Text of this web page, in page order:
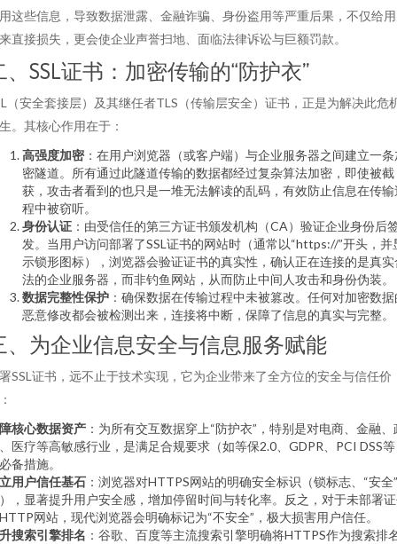
这些信息，导致数据泄露、金融诈骗、身份盗用等严重后果，不仅给
直接损失，更会使企业声誉扫地、面临法律诉讼与巨额罚款。
、SSL证书：加密传输的“防护衣”
（安全套接层）及其继任者TLS（传输层安全）证书，正是为解决此危
。其核心作用在于：
高强度加密 ：在用户浏览器（或客户端）与企业服务器之间建立一条
密隧道。所有通过此隧道传输的数据都经过复杂算法加密，即使被截
获，攻击者看到的也只是一堆无法解读的乱码，有效防止信息在传输
程中被窃听。
身份认证 ：由受信任的第三方证书颁发机构（CA）验证企业身份后
发。当用户访问部署了SSL证书的网站时（通常以“https://”开头，并
示锁形图标），浏览器会验证证书的真实性，确认正在连接的是真实
法的企业服务器，而非钓鱼网站，从而防止中间人攻击和身份伪装。
数据完整性保护 ：确保数据在传输过程中未被篡改。任何对加密数据
恶意修改都会被检测出来，连接将中断，保障了信息的真实与完整。
、为企业信息安全与信息服务赋能
SSL证书，远不止于技术实现，它为企业带来了全方位的安全与信任价
核心数据资产 ：为所有交互数据穿上“防护衣”，特别是对电商、金融、
医疗等高敏感行业，是满足合规要求（如等保2.0、GDPR、PCI DSS
备措施。
用户信任基石 ：浏览器对HTTPS网站的明确安全标识（锁标志、“安全
，显著提升用户安全感，增加停留时间与转化率。反之，对于未部署
网站，现代浏览器会明确标记为“不安全”，极大损害用户信任。
搜索引擎排名 ：谷歌、百度等主流搜索引擎明确将HTTPS作为搜索排